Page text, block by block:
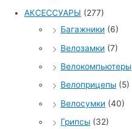
АКСЕССУАРЫ (277)
Багажники (6)
Велозамки (7)
Велокомпьютеры
Велоприцепы (5)
Велосумки (40)
Грипсы (32)